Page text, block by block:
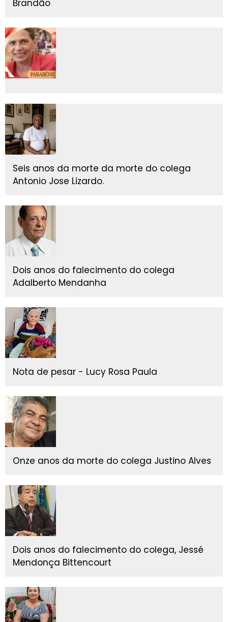
Brandão
Seis anos da morte da morte do colega
Antonio Jose Lizardo.
Dois anos do falecimento do colega
Adalberto Mendanha
Nota de pesar - Lucy Rosa Paula
Onze anos da morte do colega Justino Alves
Dois anos do falecimento do colega, Jessé
Mendonça Bittencourt